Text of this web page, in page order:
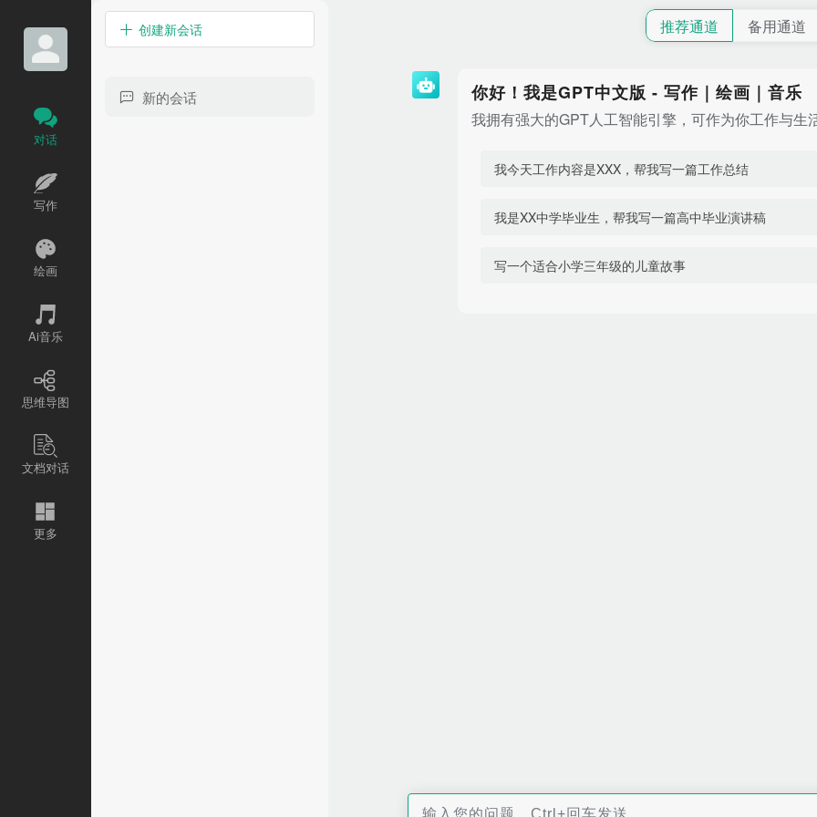
对话
写作
绘画
Ai音乐
思维导图
文档对话
更多
创建新会话
新的会话
推荐通道 备用通道
你好！我是GPT中文版 - 写作｜绘画｜音乐
我拥有强大的GPT人工智能引擎，可作为你工作与生
我今天工作内容是XXX，帮我写一篇工作总结
我是XX中学毕业生，帮我写一篇高中毕业演讲稿
写一个适合小学三年级的儿童故事